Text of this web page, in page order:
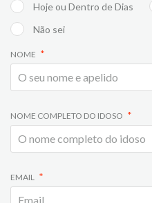
Hoje ou Dentro de Dias
Não sei
NOME
NOME COMPLETO DO IDOSO
EMAIL